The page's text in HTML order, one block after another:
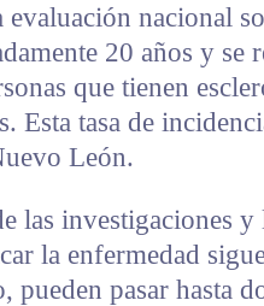
nacional
20 años y se
que tienen
Esta tasa de
León.
las investigaciones
la enfermedad
pueden pasar hasta